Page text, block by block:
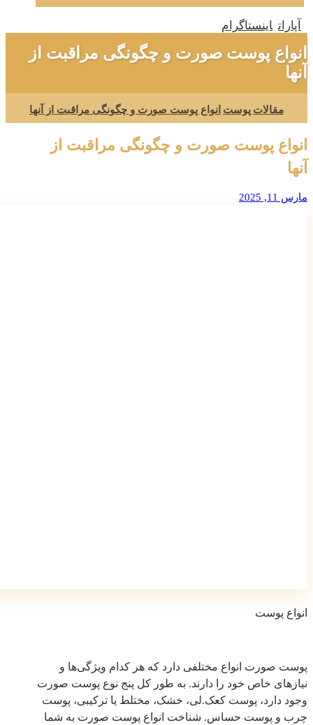
آپارات اینستاگرام
انواع پوست صورت و چگونگی مراقبت از
آنها
مقالات پوست انواع پوست صورت و چگونگی مراقبت از آنها
انواع پوست صورت و چگونگی مراقبت از
آنها
مارس 11, 2025
انواع پوست
پوست صورت انواع مختلفی دارد که هر کدام ویژگی‌ها و
نیازهای خاص خود را دارند. به طور کل پنج نوع پوست صورت
وجود دارد، پوست کعک.لی، خشک، مختلط یا ترکیبی، پوست
چرب و پوست حساس. شناخت انواع پوست صورت به شما